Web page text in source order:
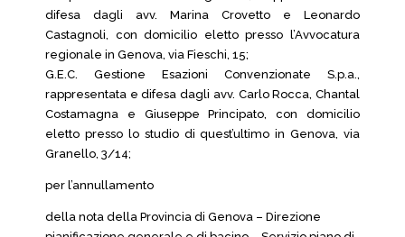
difesa dagli avv. Marina Crovetto e Leonardo
Castagnoli, con domicilio eletto presso l’Avvocatura
regionale in Genova, via Fieschi, 15;
G.E.C. Gestione Esazioni Convenzionate S.p.a.,
rappresentata e difesa dagli avv. Carlo Rocca, Chantal
Costamagna e Giuseppe Principato, con domicilio
eletto presso lo studio di quest’ultimo in Genova, via
Granello, 3/14;
per l’annullamento
della nota della Provincia di Genova – Direzione